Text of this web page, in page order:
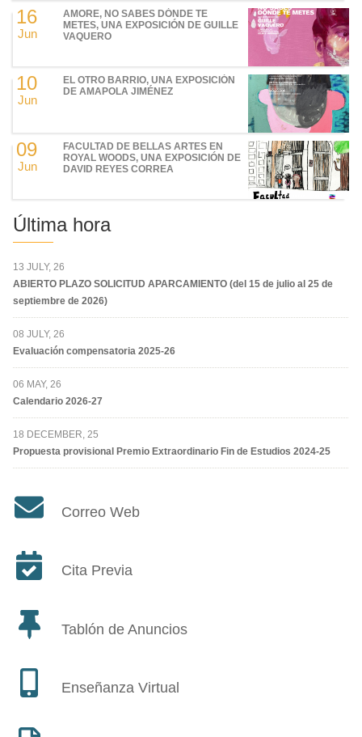
16
Jun
AMORE, NO SABES DÓNDE TE
METES, UNA EXPOSICIÓN DE GUILLE
VAQUERO
10
Jun
EL OTRO BARRIO, UNA EXPOSICIÓN
DE AMAPOLA JIMÉNEZ
09
Jun
FACULTAD DE BELLAS ARTES EN
ROYAL WOODS, UNA EXPOSICIÓN DE
DAVID REYES CORREA
Última hora
13 JULY, 26
ABIERTO PLAZO SOLICITUD APARCAMIENTO (del 15 de julio al 25 de
septiembre de 2026)
08 JULY, 26
Evaluación compensatoria 2025-26
06 MAY, 26
Calendario 2026-27
18 DECEMBER, 25
Propuesta provisional Premio Extraordinario Fin de Estudios 2024-25
Correo Web
Cita Previa
Tablón de Anuncios
Enseñanza Virtual